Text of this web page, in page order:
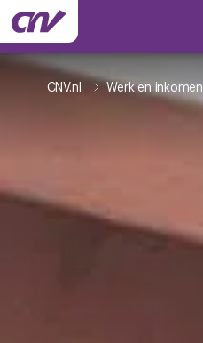
CNV.nl Werk en inkomen